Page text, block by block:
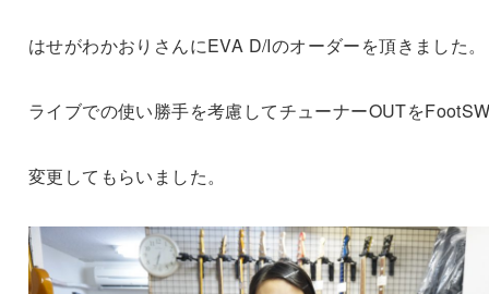
はせがわかおりさんにEVA D/Iのオーダーを頂きました。
ライブでの使い勝手を考慮してチューナーOUTを
変更してもらいました。